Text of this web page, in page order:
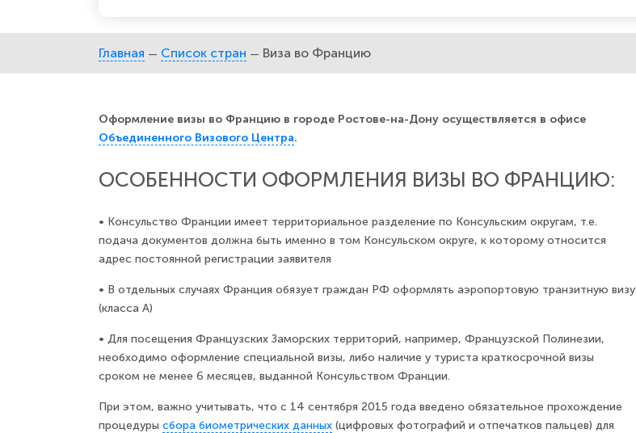
Главная — Список стран — Виза во Францию
Оформление визы во Францию в городе Ростове-на-Дону осуществляется в офисе
Объединенного Визового Центра.
ОСОБЕННОСТИ ОФОРМЛЕНИЯ ВИЗЫ ВО ФРАНЦИЮ:
• Консульство Франции имеет территориальное разделение по Консульским округам, т.е.
подача документов должна быть именно в том Консульском округе, к которому относится
адрес постоянной регистрации заявителя
• В отдельных случаях Франция обязует граждан РФ оформлять аэропортовую транзитную визу
(класса А)
• Для посещения Французских Заморских территорий, например, Французской Полинезии,
необходимо оформление специальной визы, либо наличие у туриста краткосрочной визы
сроком не менее 6 месяцев, выданной Консульством Франции.
При этом, важно учитывать, что с 14 сентября 2015 года введено обязательное прохождение
процедуры сбора биометрических данных (цифровых фотографий и отпечатков пальцев) для